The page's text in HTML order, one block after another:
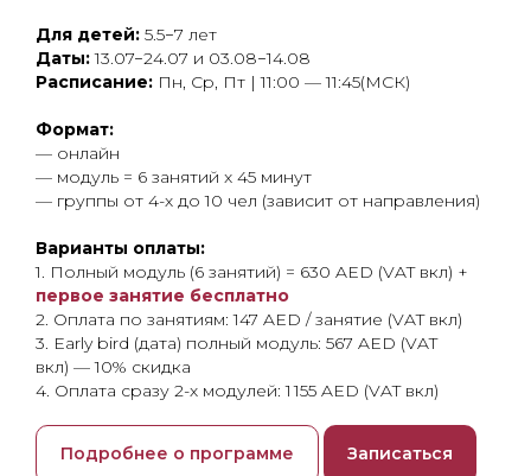
Для детей: 5.5−7 лет
Даты:13.07−24.07 и 03.08−14.08
Расписание: Пн, Ср, Пт | 11:00 — 11:45(МСК)
Формат:
— онлайн
— модуль = 6 занятий x 45 минут
— группы от 4-х до 10 чел (зависит от направления)
Варианты оплаты:
1. Полный модуль (6 занятий) = 630 AED (VAT вкл) +
первое занятие бесплатно
2. Оплата по занятиям: 147 AED / занятие (VAT вкл)
3. Early bird (дата) полный модуль: 567 AED (VAT
вкл) — 10% скидка
4. Оплата сразу 2-х модулей: 1 155 AED (VAT вкл)
Подробнее о программе Записаться